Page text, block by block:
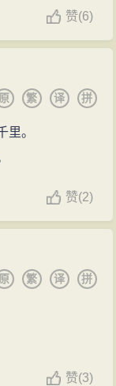
赞(6)
拼
译
繁
原
里。
赞(2)
拼
译
繁
原
赞(3)